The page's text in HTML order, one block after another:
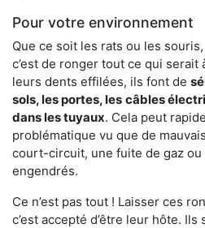
Pour votre environnement
Que ce soit les rats ou les
c’est de ronger tout ce qui serait
leurs dents effilées, ils font de
sols, les portes, les câbles
dans les tuyaux. Cela peut
problématique vu que de
court-circuit, une fuite de gaz
engendrés.
Ce n’est pas tout ! Laisser ces
c’est accepté d’être leur hôte.